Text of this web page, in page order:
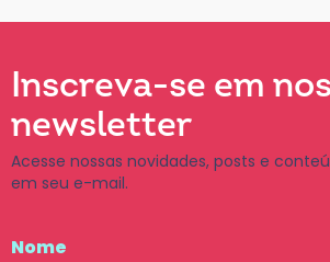
Inscreva-se em
newsletter
Acesse nossas novidades, posts e
em seu e-mail.
Nome